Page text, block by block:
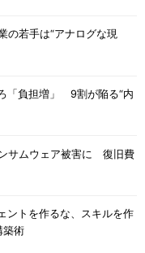
の若手は“アナログな現
「負担増」 9割が陥る“内
サムウェア被害に 復旧費
ントを作るな、スキルを作
術